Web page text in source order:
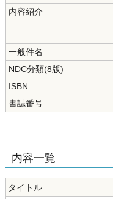
内容紹介
一般件名
NDC分類(8版)
ISBN
書誌番号
内容一覧
タイトル